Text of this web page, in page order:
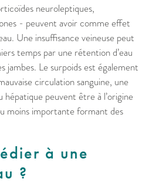
neuroleptiques,
- peuvent avoir comme effet
Une insuffisance veineuse peut
temps par une rétention d’eau
jambes. Le surpoids est également
circulation sanguine, une
hépatique peuvent être à l’origine
moins importante formant des
à une
?